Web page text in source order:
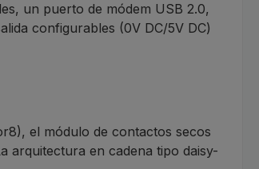
un puerto de módem USB 2.0,
configurables (0V DC/5V DC)
el módulo de contactos secos
arquitectura en cadena tipo daisy-